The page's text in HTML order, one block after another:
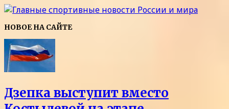
НОВОЕ НА САЙТЕ
Дзепка выступит вместо